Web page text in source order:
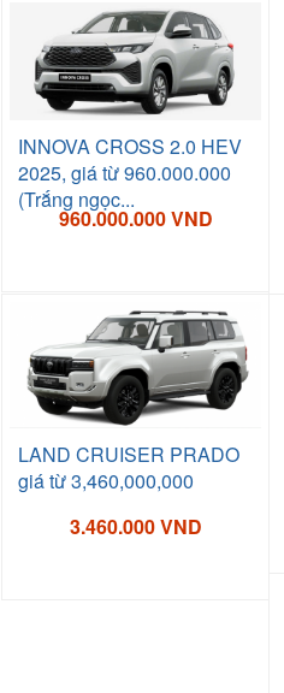
INNOVA CROSS 2.0 HEV
2025, giá từ 960.000.000
(Trắng ngọc...
960.000.000 VND
LAND CRUISER PRADO
giá từ 3,460,000,000
3.460.000 VND